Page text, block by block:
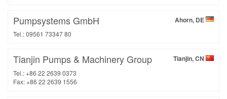
Ahorn, DE
Pumpsystems GmbH
Tel.: 09561 73347 80
Tianjin, CN
Tianjin Pumps & Machinery Group
Tel.: +86 22 2639 0373
Fax: +86 22 2639 1556